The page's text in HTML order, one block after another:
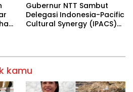
Gubernur NTT Sambut
Delegasi Indonesia-Pacific
Cultural Synergy (IPACS)
kamu